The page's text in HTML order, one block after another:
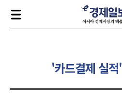
'카드결제 실적'